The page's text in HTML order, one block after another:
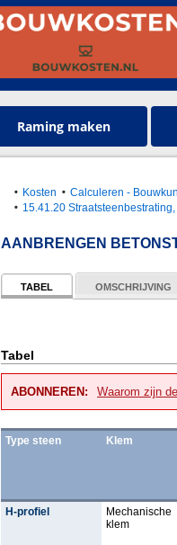
Raming maken
Kosten Calculeren -
15.41.20
AANBRENGEN
TABEL OMSCHRIJVING
Tabel
ABONNEREN: Waarom zijn
Type steen Klem
H-profiel
Mechanische
klem